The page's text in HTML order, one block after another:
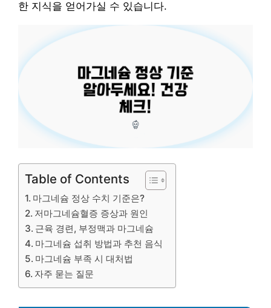
한 지식을 얻어가실 수 있습니다.
Table of Contents
마그네슘 정상 수치 기준은?
저마그네슘혈증 증상과 원인
근육 경련, 부정맥과 마그네슘
마그네슘 섭취 방법과 추천 음식
마그네슘 부족 시 대처법
자주 묻는 질문